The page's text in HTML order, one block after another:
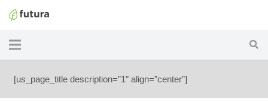
[us_page_title description=”1″ align=”center”]